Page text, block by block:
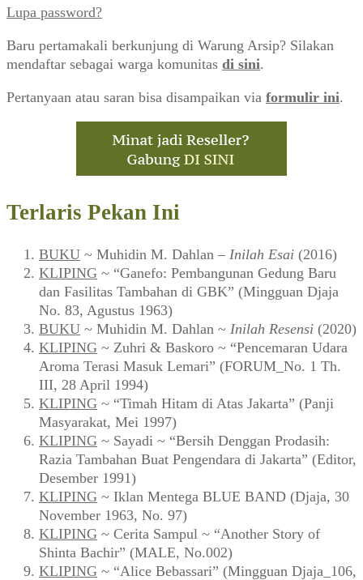
Lupa password?
Baru pertamakali berkunjung di Warung Arsip? Silakan
mendaftar sebagai warga komunitas di sini.
Pertanyaan atau saran bisa disampaikan via formulir ini.
Terlaris Pekan Ini
BUKU ~ Muhidin M. Dahlan – Inilah Esai (2016)
KLIPING ~ “Ganefo: Pembangunan Gedung Baru
dan Fasilitas Tambahan di GBK” (Mingguan Djaja
No. 83, Agustus 1963)
BUKU ~ Muhidin M. Dahlan ~ Inilah Resensi (2020)
KLIPING ~ Zuhri & Baskoro ~ “Pencemaran Udara
Aroma Terasi Masuk Lemari” (FORUM_No. 1 Th.
III, 28 April 1994)
KLIPING ~ “Timah Hitam di Atas Jakarta” (Panji
Masyarakat, Mei 1997)
KLIPING ~ Sayadi ~ “Bersih Denggan Prodasih:
Razia Tambahan Buat Pengendara di Jakarta” (Editor,
Desember 1991)
KLIPING ~ Iklan Mentega BLUE BAND (Djaja, 30
November 1963, No. 97)
KLIPING ~ Cerita Sampul ~ “Another Story of
Shinta Bachir” (MALE, No.002)
KLIPING ~ “Alice Bebassari” (Mingguan Djaja_106,